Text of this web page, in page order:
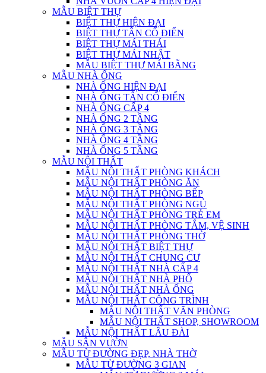
MẪU BIỆT THỰ
BIỆT THỰ HIỆN ĐẠI
BIỆT THỰ TÂN CỔ ĐIỂN
BIỆT THỰ MÁI THÁI
BIỆT THỰ MÁI NHẬT
MẪU BIỆT THỰ MÁI BẰNG
MẪU NHÀ ỐNG
NHÀ ỐNG HIỆN ĐẠI
NHÀ ỐNG TÂN CỔ ĐIỂN
NHÀ ỐNG CẤP 4
NHÀ ỐNG 2 TẦNG
NHÀ ỐNG 3 TẦNG
NHÀ ỐNG 4 TẦNG
NHÀ ỐNG 5 TẦNG
MẪU NỘI THẤT
MẪU NỘI THẤT PHÒNG KHÁCH
MẪU NỘI THẤT PHÒNG ĂN
MẪU NỘI THẤT PHÒNG BẾP
MẪU NỘI THẤT PHÒNG NGỦ
MẪU NỘI THẤT PHÒNG TRẺ EM
MẪU NỘI THẤT PHÒNG TẮM, VỆ SINH
MẪU NỘI THẤT PHÒNG THỜ
MẪU NỘI THẤT BIỆT THỰ
MẪU NỘI THẤT CHUNG CƯ
MẪU NỘI THẤT NHÀ CẤP 4
MẪU NỘI THẤT NHÀ PHỐ
MẪU NỘI THẤT NHÀ ỐNG
MẪU NỘI THẤT CÔNG TRÌNH
MẪU NỘI THẤT VĂN PHÒNG
MẪU NỘI THẤT SHOP, SHOWROOM
MẪU NỘI THẤT LÂU ĐÀI
MẪU SÂN VƯỜN
MẪU TỪ ĐƯỜNG ĐẸP, NHÀ THỜ
MẪU TỪ ĐƯỜNG 3 GIAN